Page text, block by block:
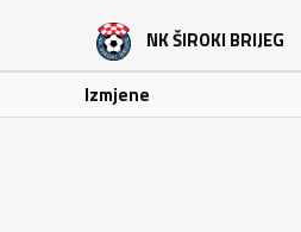
NK ŠIROKI BRIJEG
Izmjene